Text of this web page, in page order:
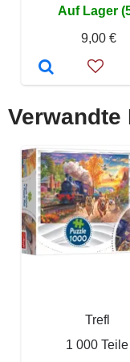
Auf Lager
9,00 €
Verwandte
Trefl
1 000 Teile